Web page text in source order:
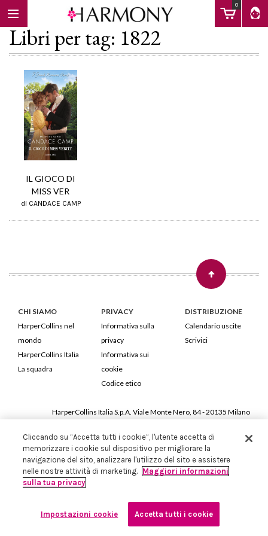
0
EBOOK
Libri per tag: 1822
IL GIOCO DI
MISS VER
di CANDACE CAMP
CHI SIAMO
HarperCollins nel
mondo
HarperCollins Italia
La squadra
PRIVACY
Informativa sulla
privacy
Informativa sui
cookie
Codice etico
DISTRIBUZIONE
Calendario uscite
Scrivici
HarperCollins Italia S.p.A. Viale Monte Nero, 84 - 20135 Milano
Iscritta in Milano al Registro delle imprese nr.198004 e REA nr.1051898
Cliccando su “Accetta tutti i cookie”, l'utente accetta di
memorizzare i cookie sul dispositivo per migliorare la
navigazione del sito, analizzare l'utilizzo del sito e assistere
nelle nostre attività di marketing. Maggiori informazioni
sulla tua privacy
Impostazioni cookie Accetta tutti i cookie